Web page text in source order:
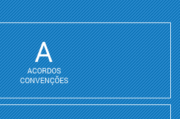
A
ACORDOS
CONVENÇÕES